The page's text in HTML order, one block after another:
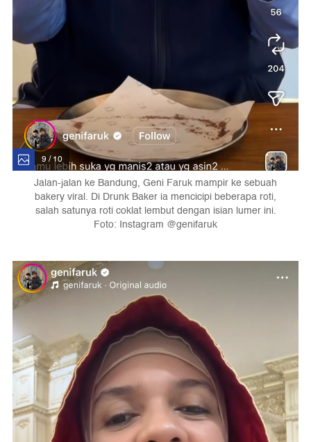
9 / 10
Jalan-jalan ke Bandung, Geni Faruk mampir ke sebuah
bakery viral. Di Drunk Baker ia mencicipi beberapa roti,
salah satunya roti coklat lembut dengan isian lumer ini.
Foto: Instagram @genifaruk